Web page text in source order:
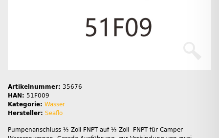
Artikelnummer: 35676
HAN: 51F009
Kategorie: Wasser
Hersteller: Seaflo
Pumpenanschluss ½ Zoll FNPT auf ½ Zoll FNPT für Camper